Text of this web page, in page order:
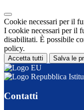
Cookie necessari per il
I cookie necessari per il
disabilitati. È possibile
policy.
Accetta tutti Salva le
Contatti